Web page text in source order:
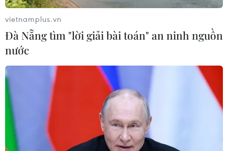
Quốc hội
07/08/2026 00:25
Mexico triển khai hàng nghìn binh sỹ
bảo vệ các vùng trồng bơ trọng điểm
07/08/2026 00:09
Mỹ: Lãi suất thế chấp tăng lên mức
cao nhất kể từ tháng Bảy năm ngoái
vietnamplus.vn
Đà Nẵng tìm "lời giải bài toán" an ninh nguồn
nước